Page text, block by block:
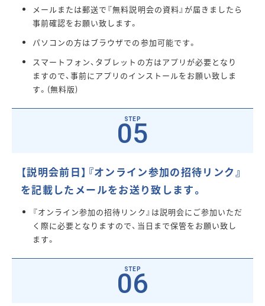
メールまたは郵送で『無料説明会の資料』が届きましたら
事前確認をお願い致します。
パソコンの方はブラウザでの参加可能です。
スマートフォン、タブレットの方はアプリが必要となり
ますので、事前にアプリのインストールをお願い致しま
す。(無料版)
05
【説明会前日】『オンライン参加の招待リンク』
を記載したメールをお送り致します。
『オンライン参加の招待リンク』は説明会にご参加いただ
く際に必要となりますので、当日まで保管をお願い致し
ます。
06